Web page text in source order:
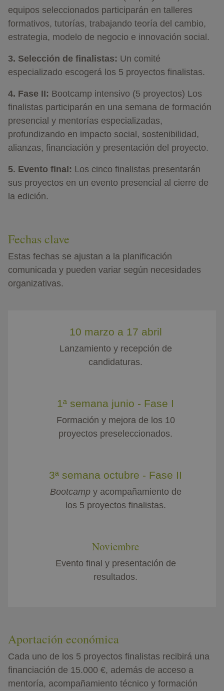
equipos seleccionados participarán en talleres
formativos, tutorías, trabajando teoría del cambio,
estrategia, modelo de negocio e innovación social.
3. Selección de finalistas: Un comité
especializado escogerá los 5 proyectos finalistas.
4. Fase II: Bootcamp intensivo (5 proyectos) Los
finalistas participarán en una semana de formación
presencial y mentorías especializadas,
profundizando en impacto social, sostenibilidad,
alianzas, financiación y presentación del proyecto.
5. Evento final: Los cinco finalistas presentarán
sus proyectos en un evento presencial al cierre de
la edición.
Fechas clave
Estas fechas se ajustan a la planificación
comunicada y pueden variar según necesidades
organizativas.
10 marzo a 17 abril
Lanzamiento y recepción de
candidaturas.
1ª semana junio - Fase I
Formación y mejora de los 10
proyectos preseleccionados.
3ª semana octubre - Fase II
Bootcampy acompañamiento de
los 5 proyectos finalistas.
Noviembre
Evento final y presentación de
resultados.
Aportación económica
Cada uno de los 5 proyectos finalistas recibirá una
financiación de 15.000 €, además de acceso a
mentoría, acompañamiento técnico y formación